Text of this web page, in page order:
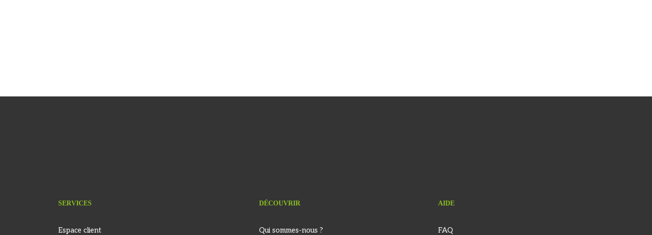
SERVICES
Espace client
DÉCOUVRIR
Qui sommes-nous ?
AIDE
FAQ